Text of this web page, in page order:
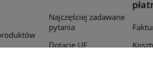
Najczęściej zadawane
pytania
Dotacje UE